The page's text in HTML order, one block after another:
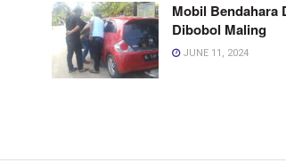
Mobil Bendahara
Dibobol Maling
JUNE 11, 2024